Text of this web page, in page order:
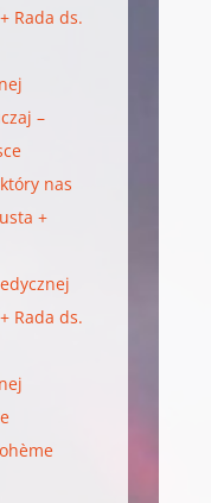
Rada ds.
–
nas
+
Rada ds.